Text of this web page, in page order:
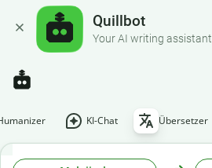
Quillbot
Your AI writing assistant
KI-Chat Übersetzer